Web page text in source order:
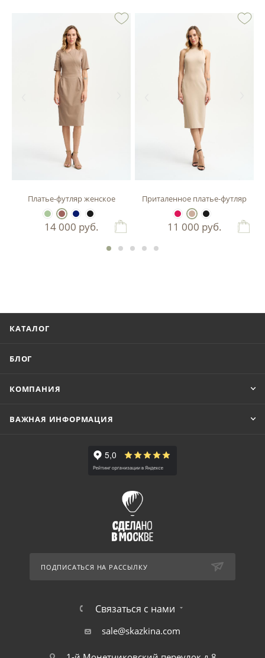
Платье-футляр женское
14 000 руб.
Приталенное платье-футляр
11 000 руб.
КАТАЛОГ
БЛОГ
КОМПАНИЯ
ВАЖНАЯ ИНФОРМАЦИЯ
ПОДПИСАТЬСЯ НА РАССЫЛКУ
Связаться с нами
sale@skazkina.com